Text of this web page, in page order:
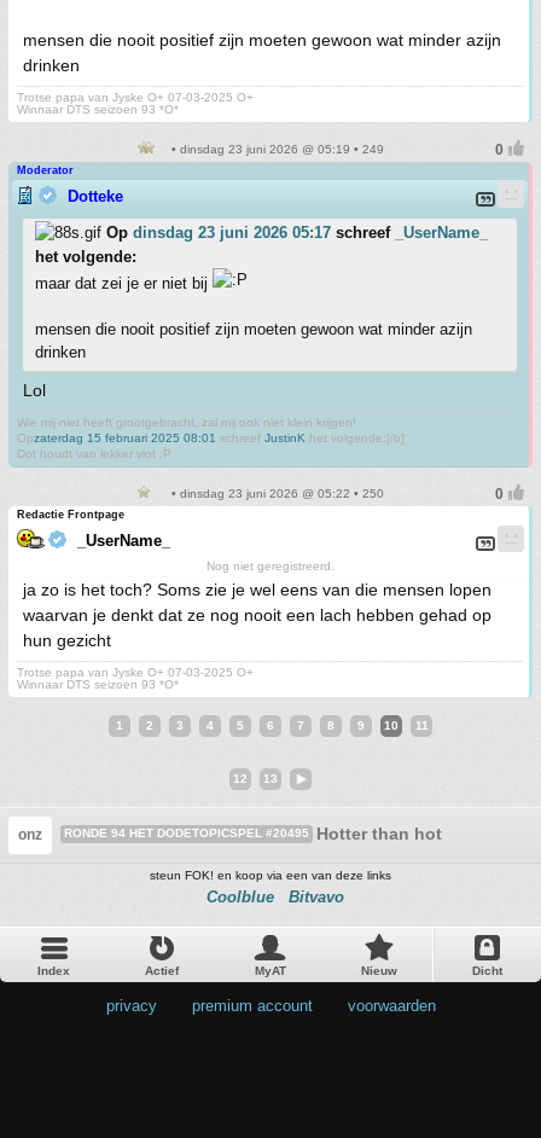
mensen die nooit positief zijn moeten gewoon wat minder azijn
drinken
Trotse papa van Jyske O+ 07-03-2025 O+
Winnaar DTS seizoen 93 *O*
• dinsdag 23 juni 2026 @ 05:19 • 249
Moderator
Dotteke
Op dinsdag 23 juni 2026 05:17 schreef
_UserName_
het volgende:
maar dat zei je er niet bij
mensen die nooit positief zijn moeten gewoon wat minder azijn
drinken
Lol
Wie mij niet heeft grootgebracht, zal mij ook niet klein krijgen!
Opzaterdag 15 februari 2025 08:01 schreef JustinK het volgende:[/b]
Dot houdt van lekker vlot :P
• dinsdag 23 juni 2026 @ 05:22 • 250
Redactie Frontpage
_UserName_
Nog niet geregistreerd.
ja zo is het toch? Soms zie je wel eens van die mensen lopen
waarvan je denkt dat ze nog nooit een lach hebben gehad op
hun gezicht
Trotse papa van Jyske O+ 07-03-2025 O+
Winnaar DTS seizoen 93 *O*
1 2 3 4 5 6 7 8 9 10 11
12 13
onz RONDE 94 HET DODETOPICSPEL #20495 Hotter than hot
steun FOK! en koop via een van deze links
Coolblue Bitvavo
Index Actief MyAT Nieuw Dicht
privacy premium account voorwaarden